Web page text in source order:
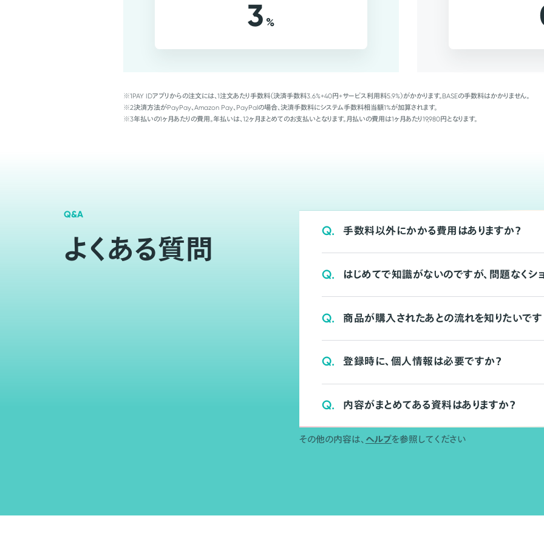
3 %
※1PAY IDアプリからの注文には、1注文あたり手数料（決済手数料3.6%+40円+サービス利用料5.9%）がかかります。BASEの手数料はかかりません。
※2決済方法がPayPay、Amazon Pay、PayPalの場合、決済手数料にシステム手数料相当額1%が加算されます。
※3年払いの1ヶ月あたりの費用。年払いは、12ヶ月まとめてのお支払いとなります。月払いの費用は1ヶ月あたり19,980円となります。
Q&A
よくある質問
Q. 手数料以外にかかる費用はありますか？
Q. はじめてで知識がないのですが、問題なくシ
Q. 商品が購入されたあとの流れを知りたいです
Q. 登録時に、個人情報は必要ですか？
Q. 内容がまとめてある資料はありますか？
その他の内容は、 ヘルプを参照してください